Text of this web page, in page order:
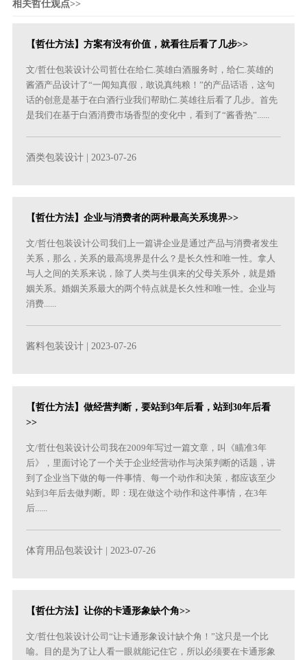
相关哲仕观点>>
【哲仕方法】方案有没有价值，就看往后看了几步>>
文/哲仕包装设计公司哲仕在给仁.英雄白酒服务时，给仁.英雄的
酱酒产品设计了“一闻知真假，敢说真纯粮！”的产品话语，这句
话的创意是基于在白酒行业我们帮助仁.英雄往后看了几步。首先
是我们在基于白酒消费市场香型的变化中，看到了“酱香热”......
酒类包装设计 | 2023-07-26
【哲仕方法】企业与消费者的两种最高关系境界>>
文/哲仕包装设计公司我们上一篇讲企业是通过产品与消费者发生
关系，那么，关系的最高境界是什么？是长久性和唯一性。拿人
与人之间的关系来说，除了人类与生俱来的父母关系外，就是婚
姻关系。婚姻关系最大的两个特点就是长久性和唯一性。企业与
消费......
酱料包装设计 | 2023-07-26
【哲仕方法】做经营判断，要站到3年后看，站到30年后看
>>
文/哲仕包装设计公司我在2009年写过一篇文章，叫《瞄准3年
后》，里面讨论了一个关于企业经营动作与决策判断的话题，讲
到了企业当下做的每一件事情、每一个动作和决策，都应该至少
站到3年后去做判断。即：现在做这个动作和这件事情，在3年
后......
体育用品包装设计 | 2023-07-26
【哲仕方法】让你的卡通形象缺个角>>
文/哲仕包装设计公司“让卡通形象设计缺个角！”这只是一个比
喻。目的是为了让人看一眼就能记住它，所以必须要在卡通形象